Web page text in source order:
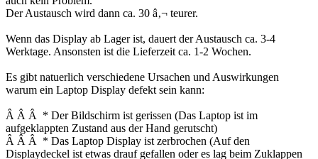
Der Austausch wird dann ca. 30 â‚¬ teurer.
Wenn das Display ab Lager ist, dauert der Austausch ca. 3-4
Werktage. Ansonsten ist die Lieferzeit ca. 1-2 Wochen.
Es gibt natuerlich verschiedene Ursachen und Auswirkungen
warum ein Laptop Display defekt sein kann:
Â Â Â * Der Bildschirm ist gerissen (Das Laptop ist im
aufgeklappten Zustand aus der Hand gerutscht)
Â Â Â * Das Laptop Display ist zerbrochen (Auf den
Displaydeckel ist etwas drauf gefallen oder es lag beim Zuklappen